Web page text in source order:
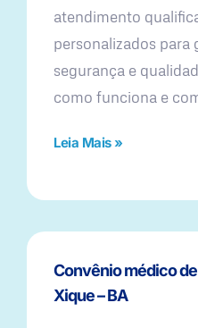
atendimento
personalizados para
segurança e
como funciona e
Leia Mais »
Convênio médico
Xique – BA